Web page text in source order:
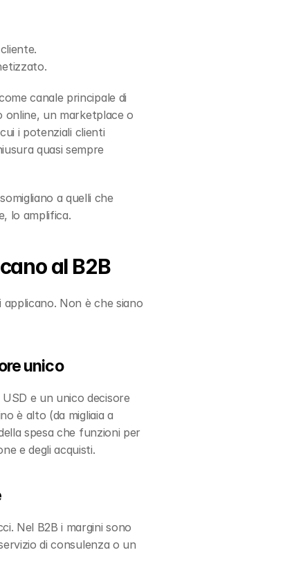
canale principale di
online, un marketplace o
i potenziali clienti
quasi sempre
a quelli che
lo amplifica.
al B2B
Non è che siano
unico
e un unico decisore
è alto (da migliaia a
spesa che funzioni per
e degli acquisti.
Nel B2B i margini sono
di consulenza o un